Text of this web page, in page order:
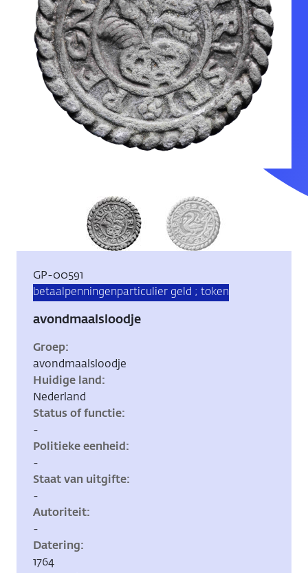
avondmaalsloodje
Inventarisnummer:
GP-00591
Tags:
betaalpenningenparticulier geld ; token
Groep
avondmaalsloodje
Huidige land
Nederland
Status of functie
-
Politieke eenheid
-
Staat van uitgifte
-
Autoriteit
-
Datering
1764